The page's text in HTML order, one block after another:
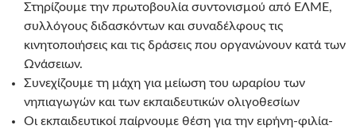
Στηρίζουμε την πρωτοβουλία συντονισμού από ΕΛΜΕ,
συλλόγους διδασκόντων και συναδέλφους τις
κινητοποιήσεις και τις δράσεις που οργανώνουν κατά των
Ωνάσειων.
Συνεχίζουμε τη μάχη για μείωση του ωραρίου των
νηπιαγωγών και των εκπαιδευτικών ολιγοθεσίων
Οι εκπαιδευτικοί παίρνουμε θέση για την ειρήνη-φιλία-